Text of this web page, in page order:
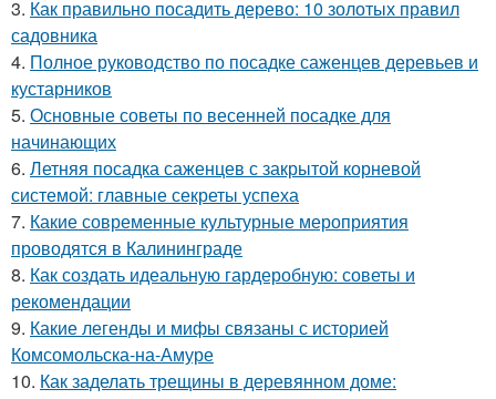
3. Как правильно посадить дерево: 10 золотых правил
садовника
4. Полное руководство по посадке саженцев деревьев и
кустарников
5. Основные советы по весенней посадке для
начинающих
6. Летняя посадка саженцев с закрытой корневой
системой: главные секреты успеха
7. Какие современные культурные мероприятия
проводятся в Калининграде
8. Как создать идеальную гардеробную: советы и
рекомендации
9. Какие легенды и мифы связаны с историей
Комсомольска-на-Амуре
10. Как заделать трещины в деревянном доме: